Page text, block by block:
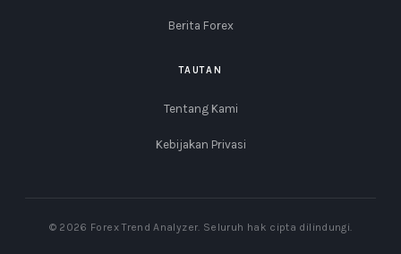
Berita Forex
TAUTAN
Tentang Kami
Kebijakan Privasi
© 2026 Forex Trend Analyzer. Seluruh hak cipta dilindungi.